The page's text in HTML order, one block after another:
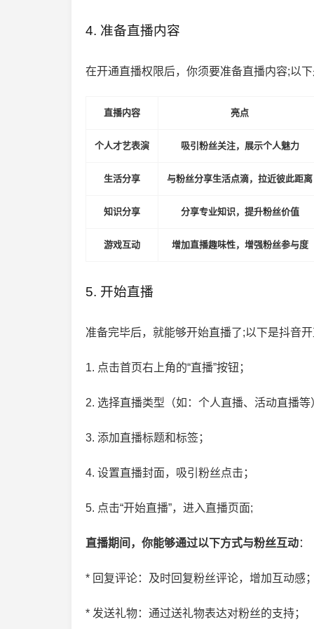
4. 准备直播内容
在开通直播权限后，你须要准备直播内容;以下
直播内容 亮点
个人才艺表演 吸引粉丝关注，展示个人魅力
生活分享 与粉丝分享生活点滴，拉近彼此距离
知识分享 分享专业知识，提升粉丝价值
游戏互动 增加直播趣味性，增强粉丝参与度
5. 开始直播
准备完毕后，就能够开始直播了;以下是抖音开
1. 点击首页右上角的“直播”按钮；
2. 选择直播类型（如：个人直播、活动直播等
3. 添加直播标题和标签；
4. 设置直播封面，吸引粉丝点击；
5. 点击“开始直播”，进入直播页面;
直播期间，你能够通过以下方式与粉丝互动：
* 回复评论：及时回复粉丝评论，增加互动感；
* 发送礼物：通过送礼物表达对粉丝的支持；